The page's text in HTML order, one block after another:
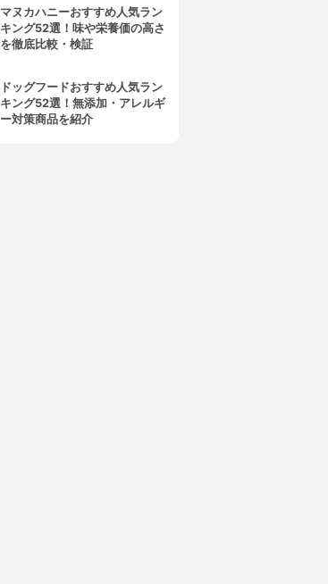
マヌカハニーおすすめ人気ラン
キング52選！味や栄養価の高さ
を徹底比較・検証
ドッグフードおすすめ人気ラン
キング52選！無添加・アレルギ
ー対策商品を紹介